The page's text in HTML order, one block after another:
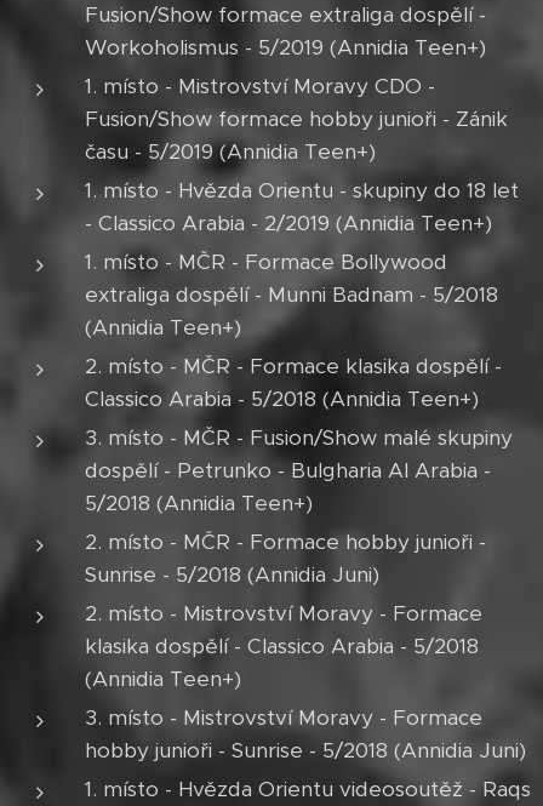
Fusion/Show formace extraliga dospělí -
Workoholismus - 5/2019 (Annidia Teen+)
1. místo - Mistrovství Moravy CDO -
Fusion/Show formace hobby junioři - Zánik
času - 5/2019 (Annidia Teen+)
1. místo - Hvězda Orientu - skupiny do 18 let
- Classico Arabia - 2/2019 (Annidia Teen+)
1. místo - MČR - Formace Bollywood
extraliga dospělí - Munni Badnam - 5/2018
(Annidia Teen+)
2. místo - MČR - Formace klasika dospělí -
Classico Arabia - 5/2018 (Annidia Teen+)
3. místo - MČR - Fusion/Show malé skupiny
dospělí - Petrunko - Bulgharia Al Arabia -
5/2018 (Annidia Teen+)
2. místo - MČR - Formace hobby junioři -
Sunrise - 5/2018 (Annidia Juni)
2. místo - Mistrovství Moravy - Formace
klasika dospělí - Classico Arabia - 5/2018
(Annidia Teen+)
3. místo - Mistrovství Moravy - Formace
hobby junioři - Sunrise - 5/2018 (Annidia Juni)
1. místo - Hvězda Orientu videosoutěž - Raqs